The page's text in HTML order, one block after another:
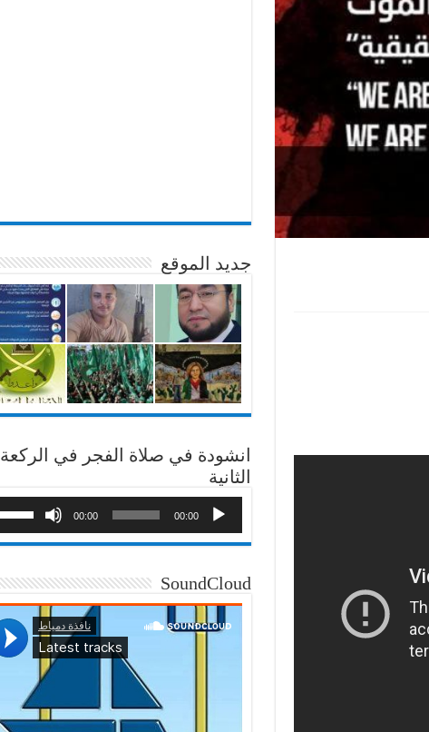
جديد الموقع
انشودة في صلاة الفجر في الركعة
الثانية
00:00
00:00
SoundCloud